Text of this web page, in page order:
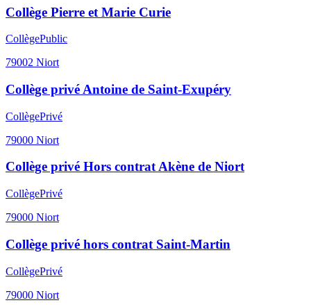
Collège Pierre et Marie Curie
CollègePublic
79002 Niort
Collège privé Antoine de Saint-Exupéry
CollègePrivé
79000 Niort
Collège privé Hors contrat Akène de Niort
CollègePrivé
79000 Niort
Collège privé hors contrat Saint-Martin
CollègePrivé
79000 Niort